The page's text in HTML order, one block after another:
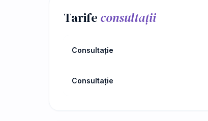
Tarife consultații
Consultație
Consultație